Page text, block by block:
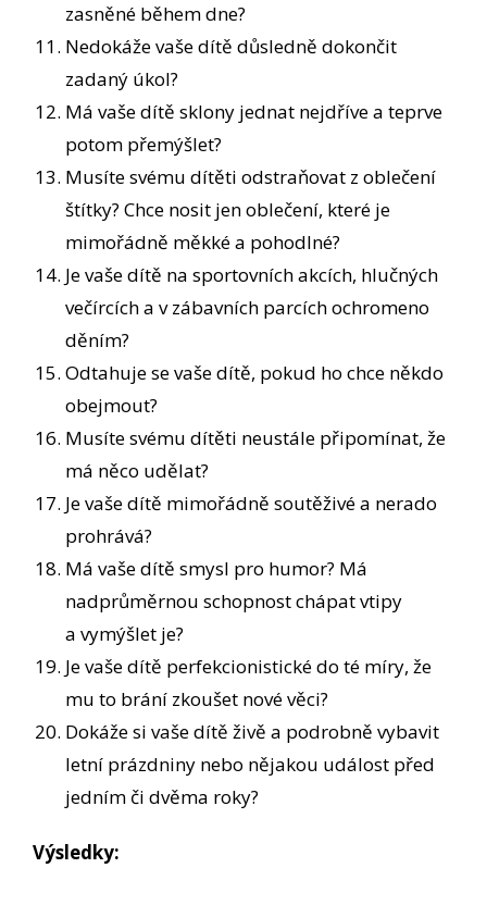
zasněné během dne?
Nedokáže vaše dítě důsledně dokončit
zadaný úkol?
Má vaše dítě sklony jednat nejdříve a teprve
potom přemýšlet?
Musíte svému dítěti odstraňovat z oblečení
štítky? Chce nosit jen oblečení, které je
mimořádně měkké a pohodlné?
Je vaše dítě na sportovních akcích, hlučných
večírcích a v zábavních parcích ochromeno
děním?
Odtahuje se vaše dítě, pokud ho chce někdo
obejmout?
Musíte svému dítěti neustále připomínat, že
má něco udělat?
Je vaše dítě mimořádně soutěživé a nerado
prohrává?
Má vaše dítě smysl pro humor? Má
nadprůměrnou schopnost chápat vtipy
a vymýšlet je?
Je vaše dítě perfekcionistické do té míry, že
mu to brání zkoušet nové věci?
Dokáže si vaše dítě živě a podrobně vybavit
letní prázdniny nebo nějakou událost před
jedním či dvěma roky?
Výsledky: